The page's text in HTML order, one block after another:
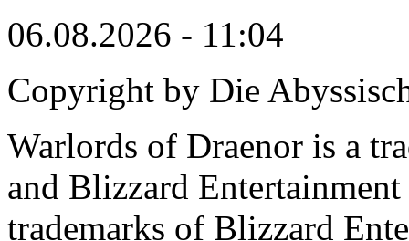
06.08.2026 - 11:04
Copyright by Die
Warlords of Draenor is a
and Blizzard
trademarks of Blizzard